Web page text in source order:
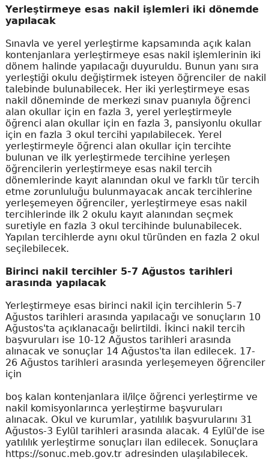
Yerleştirmeye esas nakil işlemleri iki dönemde
yapılacak
Sınavla ve yerel yerleştirme kapsamında açık kalan
kontenjanlara yerleştirmeye esas nakil işlemlerinin iki
dönem halinde yapılacağı duyuruldu. Bunun yanı sıra
yerleştiği okulu değiştirmek isteyen öğrenciler de nakil
talebinde bulunabilecek. Her iki yerleştirmeye esas
nakil döneminde de merkezi sınav puanıyla öğrenci
alan okullar için en fazla 3, yerel yerleştirmeyle
öğrenci alan okullar için en fazla 3, pansiyonlu okullar
için en fazla 3 okul tercihi yapılabilecek. Yerel
yerleştirmeyle öğrenci alan okullar için tercihte
bulunan ve ilk yerleştirmede tercihine yerleşen
öğrencilerin yerleştirmeye esas nakil tercih
dönemlerinde kayıt alanından okul ve farklı tür tercih
etme zorunluluğu bulunmayacak ancak tercihlerine
yerleşemeyen öğrenciler, yerleştirmeye esas nakil
tercihlerinde ilk 2 okulu kayıt alanından seçmek
suretiyle en fazla 3 okul tercihinde bulunabilecek.
Yapılan tercihlerde aynı okul türünden en fazla 2 okul
seçilebilecek.
Birinci nakil tercihler 5-7 Ağustos tarihleri
arasında yapılacak
Yerleştirmeye esas birinci nakil için tercihlerin 5-7
Ağustos tarihleri arasında yapılacağı ve sonuçların 10
Ağustos'ta açıklanacağı belirtildi. İkinci nakil tercih
başvuruları ise 10-12 Ağustos tarihleri arasında
alınacak ve sonuçlar 14 Ağustos'ta ilan edilecek. 17-
26 Ağustos tarihleri arasında yerleşemeyen öğrenciler
için
boş kalan kontenjanlara il/ilçe öğrenci yerleştirme ve
nakil komisyonlarınca yerleştirme başvuruları
alınacak. Okul ve kurumlar, yatılılık başvurularını 31
Ağustos-3 Eylül tarihleri arasında alacak. 4 Eylül'de ise
yatılılık yerleştirme sonuçları ilan edilecek. Sonuçlara
https://sonuc.meb.gov.tr adresinden ulaşılabilecek.